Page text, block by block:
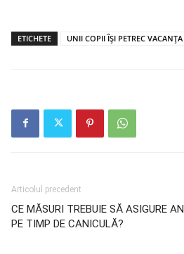
ETICHETE UNII COPII ÎȘI PETREC
Articolul precedent
CE MĂSURI TREBUIE SĂ ASIGURE
PE TIMP DE CANICULĂ?